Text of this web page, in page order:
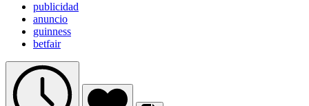
publicidad
anuncio
guinness
betfair